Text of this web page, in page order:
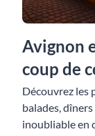
Avignon
coup de
Découvrez les
balades,
inoubliable en